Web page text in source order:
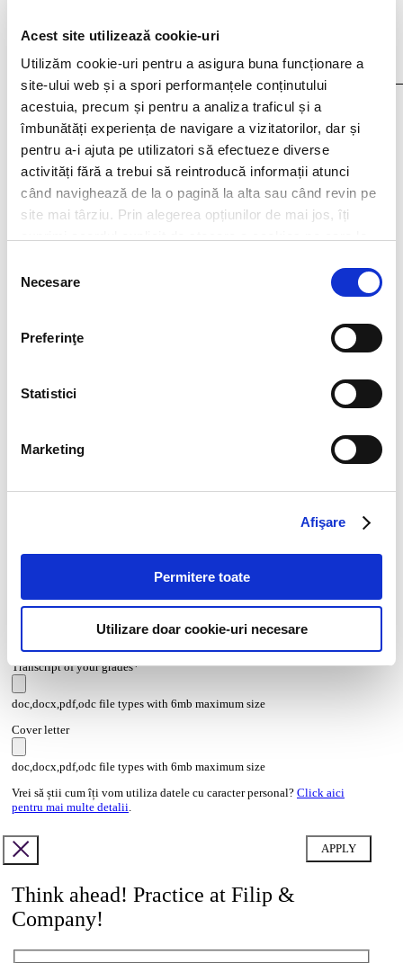
Acest site utilizează cookie-uri
Utilizăm cookie-uri pentru a asigura buna funcționare a
site-ului web și a spori performanțele conținutului
acestuia, precum și pentru a analiza traficul și a
îmbunătăți experiența de navigare a vizitatorilor, dar și
pentru a-i ajuta pe utilizatori să efectueze diverse
activități fără a trebui să reintroducă informații atunci
când navighează de la o pagină la alta sau când revin pe
site mai târziu. Prin alegerea opțiunilor de mai jos, îți
consimțământului
Necesare
Preferinţe
Statistici
Marketing
Afişare
Permitere toate
Utilizare doar cookie-uri necesare
I agree that my personal data contained in my resume, as well as in other
documents submitted to Filip & Company for recruitment purposes (such as
cover letter, any recommendations provided, if applicable) to be stored and
processed by Filip & Company in connection with the creation of a recruitment
database and to be contacted by Filip & Company for new
employment/collaboration opportunities by using the contact details included
in my resume.More details here.
Think ahead!
CV*
Transcript of your grades*
doc,docx,pdf,odc file types with 6mb maximum size
Cover letter
doc,docx,pdf,odc file types with 6mb maximum size
Vrei să știi cum îți vom utiliza datele cu caracter personal? Click aici
pentru mai multe detalii
Think ahead! Practice at Filip &
Company!